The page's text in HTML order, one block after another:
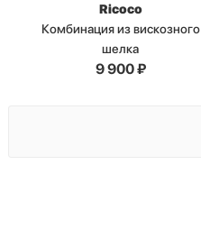
Ricoco
Комбинация из вискозного
шелка
9 900₽